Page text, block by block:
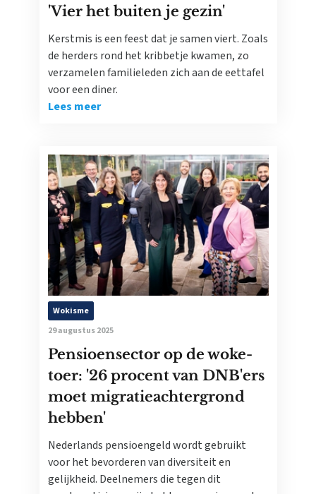
'Vier het buiten je gezin'
Kerstmis is een feest dat je samen viert. Zoals
de herders rond het kribbetje kwamen, zo
verzamelen familieleden zich aan de eettafel
voor een diner.
Lees meer
Wokisme
29 augustus 2025
Pensioensector op de woke-
toer: '26 procent van DNB'ers
moet migratieachtergrond
hebben'
Nederlands pensioengeld wordt gebruikt
voor het bevorderen van diversiteit en
gelijkheid. Deelnemers die tegen dit